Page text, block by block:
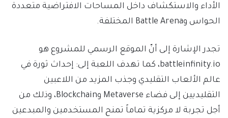
الأداء والاستكشاف داخل المساحات الافتراضية متعددة
الحواس وBattle Arena المختلفة.
تجدر الإشارة إلى أنّ الموقع الرسمي للمشروع هو
battleinfinity.io، كما تهدف اللعبة إلى: إحداث ثورة في
عالم الألعاب التقليدي وجذب المزيد من اللاعبين
التقليديين إلى فضاء Metaverse وBlockchain، وذلك من
أجل تجربة لا مركزية تماماً تمنح المستخدمين والمبدعين